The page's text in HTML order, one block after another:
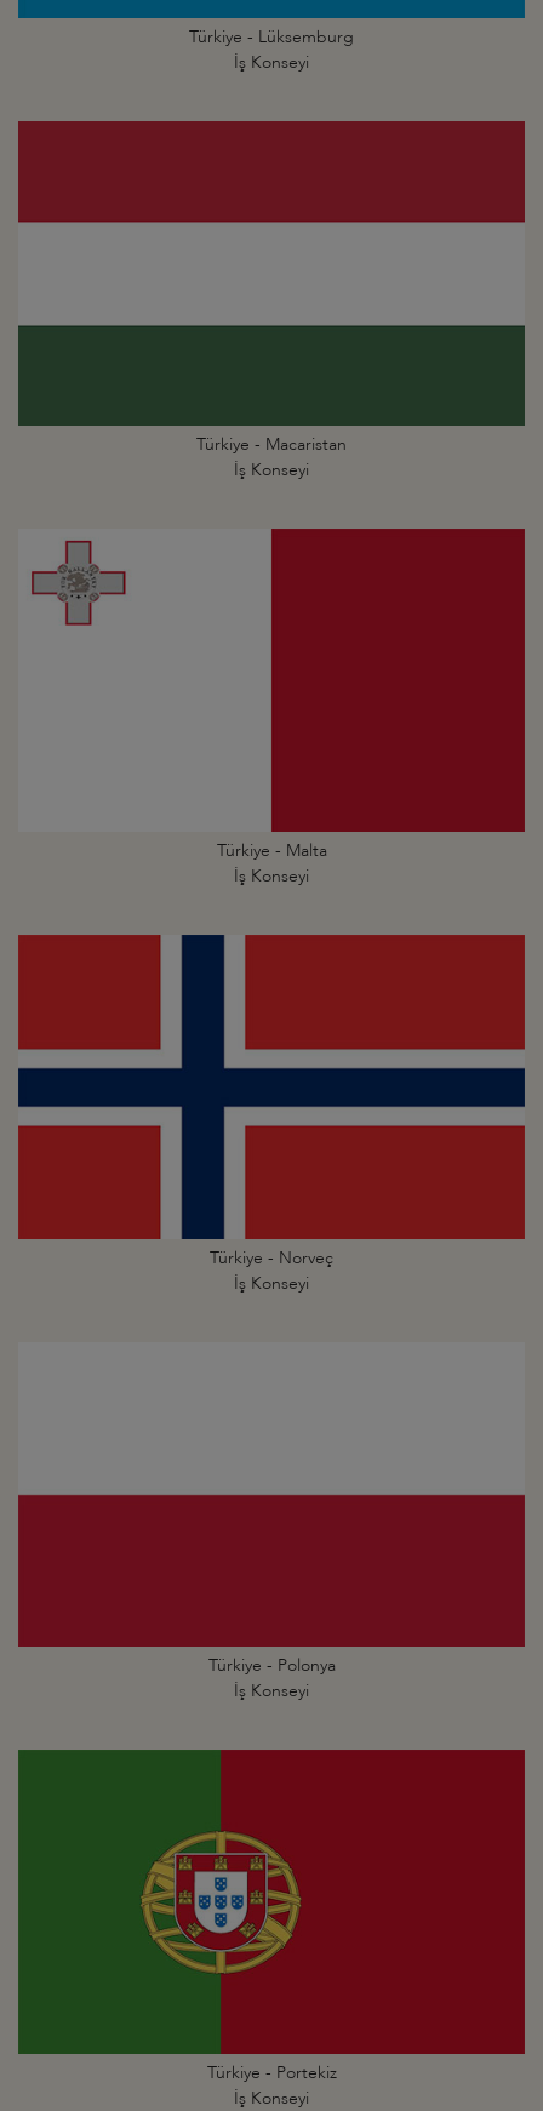
Türkiye - Lüksemburg
İş Konseyi
Türkiye - Macaristan
İş Konseyi
Türkiye - Malta
İş Konseyi
Türkiye - Norveç
İş Konseyi
Türkiye - Polonya
İş Konseyi
Türkiye - Portekiz
İş Konseyi